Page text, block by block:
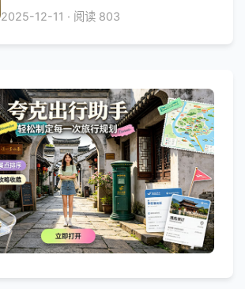
2025-12-11 · 阅读 803